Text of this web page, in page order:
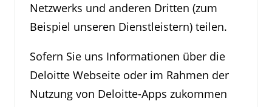
Netzwerks und anderen Dritten (zum
Beispiel unseren Dienstleistern) teilen.
Sofern Sie uns Informationen über die
Deloitte Webseite oder im Rahmen der
Nutzung von Deloitte-Apps zukommen